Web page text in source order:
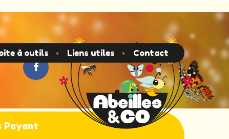
Payant
à outils Liens utiles Contact